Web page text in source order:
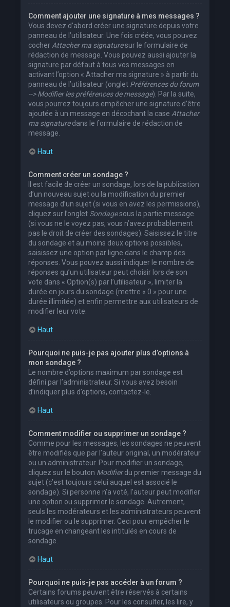
Comment ajouter une signature à mes messages ?
Vous devez d’abord créer une signature depuis votre
panneau de l’utilisateur. Une fois créée, vous pouvez
cocher Attacher ma signaturesur le formulaire de
rédaction de message. Vous pouvez aussi ajouter la
signature par défaut à tous vos messages en
activant l’option « Attacher ma signature » à partir du
panneau de l’utilisateur (onglet Préférences du forum
--> Modifier les préférences de message). Par la suite,
vous pourrez toujours empêcher une signature d’être
ajoutée à un message en décochant la case Attacher
ma signaturedans le formulaire de rédaction de
message.
Haut
Comment créer un sondage ?
Il est facile de créer un sondage, lors de la publication
d’un nouveau sujet ou la modification du premier
message d’un sujet (si vous en avez les permissions),
cliquez sur l’onglet Sondagesous la partie message
(si vous ne le voyez pas, vous n’avez probablement
pas le droit de créer des sondages). Saisissez le titre
du sondage et au moins deux options possibles,
saisissez une option par ligne dans le champ des
réponses. Vous pouvez aussi indiquer le nombre de
réponses qu’un utilisateur peut choisir lors de son
vote dans « Option(s) par l’utilisateur », limiter la
durée en jours du sondage (mettre « 0 » pour une
durée illimitée) et enfin permettre aux utilisateurs de
modifier leur vote.
Haut
Pourquoi ne puis-je pas ajouter plus d’options à
mon sondage ?
Le nombre d’options maximum par sondage est
défini par l’administrateur. Si vous avez besoin
d’indiquer plus d’options, contactez-le.
Haut
Comment modifier ou supprimer un sondage ?
Comme pour les messages, les sondages ne peuvent
être modifiés que par l’auteur original, un modérateur
ou un administrateur. Pour modifier un sondage,
cliquez sur le bouton Modifierdu premier message du
sujet (c’est toujours celui auquel est associé le
sondage). Si personne n’a voté, l’auteur peut modifier
une option ou supprimer le sondage. Autrement,
seuls les modérateurs et les administrateurs peuvent
le modifier ou le supprimer. Ceci pour empêcher le
trucage en changeant les intitulés en cours de
sondage.
Haut
Pourquoi ne puis-je pas accéder à un forum ?
Certains forums peuvent être réservés à certains
utilisateurs ou groupes. Pour les consulter, les lire, y